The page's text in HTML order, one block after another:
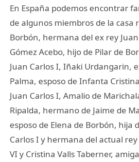
En España podemos encontrar
de algunos miembros de la casa
Borbón, hermana del ex rey
Gómez Acebo, hijo de Pilar de
Juan Carlos I, Iñaki Urdangarin,
Palma, esposo de Infanta
Juan Carlos I, Amalio de
Ripalda, hermano de Jaime de
esposo de Elena de Borbón, hija
Carlos I y hermana del actual rey
VI y Cristina Valls Taberner,